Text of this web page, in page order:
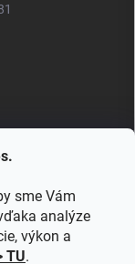
sme Vám
analýze
výkon a
TU.